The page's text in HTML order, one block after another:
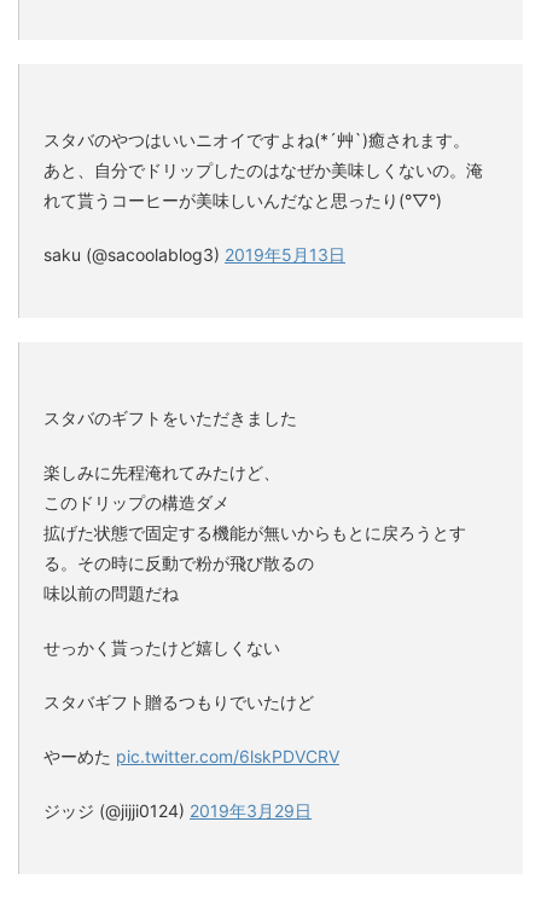
スタバのやつはいいニオイですよね(*´艸`)癒されます。
あと、自分でドリップしたのはなぜか美味しくないの。淹
れて貰うコーヒーが美味しいんだなと思ったり(°▽°)
saku (@sacoolablog3) 2019年5月13日
スタバのギフトをいただきました
楽しみに先程淹れてみたけど、
このドリップの構造ダメ
拡げた状態で固定する機能が無いからもとに戻ろうとす
る。その時に反動で粉が飛び散るの
味以前の問題だね
せっかく貰ったけど嬉しくない
スタバギフト贈るつもりでいたけど
やーめた pic.twitter.com/6lskPDVCRV
ジッジ (@jijji0124) 2019年3月29日